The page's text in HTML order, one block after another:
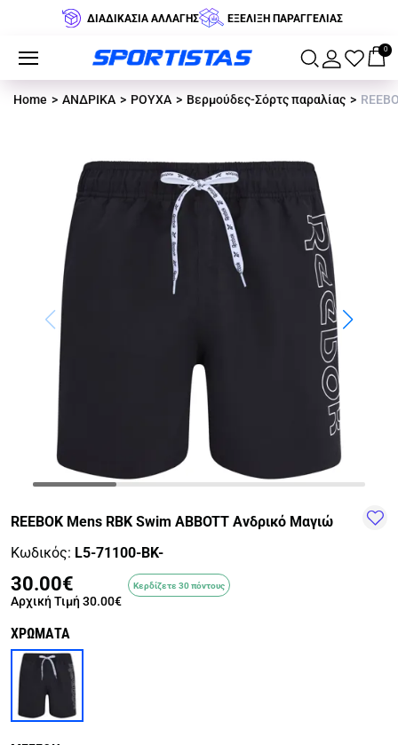
ΔΙΑΔΙΚΑΣΙΑ ΑΛΛΑΓΗΣ ΕΞΕΛΙΞΗ ΠΑΡΑΓΓΕΛΙΑΣ
0
WALKINGTRAINING-WATER
Home ΑΝΔΡΙΚΑ ΡΟΥΧΑ Βερμούδες-Σόρτς παραλίας
REEBOK Mens RBK Swim ABBOTT Ανδρικό Μαγιώ
Κωδικός: L5-71100-BK-
30.00€
Αρχική Τιμή 30.00€
Κερδίζετε 30 πόντους
ΧΡΩΜΑΤΑ